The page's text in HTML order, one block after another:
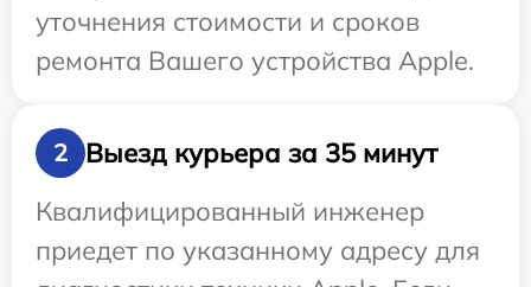
уточнения стоимости и сроков
ремонта Вашего устройства Apple.
2
Выезд курьера за 35 минут
Квалифицированный инженер
приедет по указанному адресу для